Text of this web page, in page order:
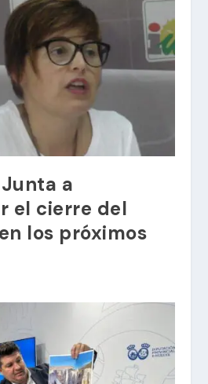
a
el cierre del
los próximos